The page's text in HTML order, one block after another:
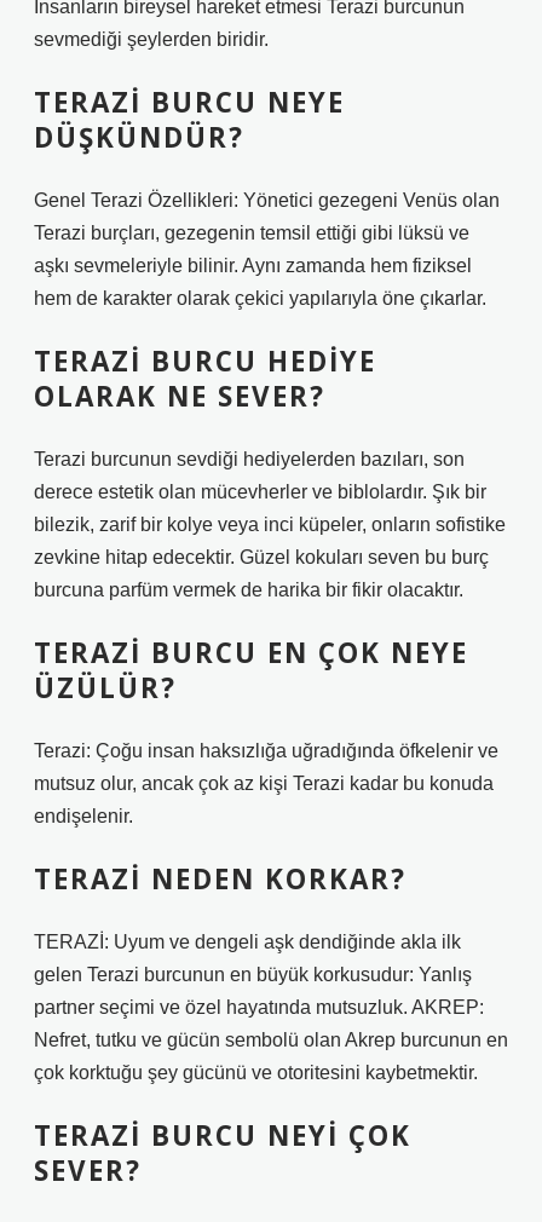
İnsanların bireysel hareket etmesi Terazi burcunun
sevmediği şeylerden biridir.
TERAZI BURCU NEYE
DÜŞKÜNDÜR?
Genel Terazi Özellikleri: Yönetici gezegeni Venüs olan
Terazi burçları, gezegenin temsil ettiği gibi lüksü ve
aşkı sevmeleriyle bilinir. Aynı zamanda hem fiziksel
hem de karakter olarak çekici yapılarıyla öne çıkarlar.
TERAZI BURCU HEDIYE
OLARAK NE SEVER?
Terazi burcunun sevdiği hediyelerden bazıları, son
derece estetik olan mücevherler ve biblolardır. Şık bir
bilezik, zarif bir kolye veya inci küpeler, onların sofistike
zevkine hitap edecektir. Güzel kokuları seven bu burç
burcuna parfüm vermek de harika bir fikir olacaktır.
TERAZI BURCU EN ÇOK NEYE
ÜZÜLÜR?
Terazi: Çoğu insan haksızlığa uğradığında öfkelenir ve
mutsuz olur, ancak çok az kişi Terazi kadar bu konuda
endişelenir.
TERAZI NEDEN KORKAR?
TERAZİ: Uyum ve dengeli aşk dendiğinde akla ilk
gelen Terazi burcunun en büyük korkusudur: Yanlış
partner seçimi ve özel hayatında mutsuzluk. AKREP:
Nefret, tutku ve gücün sembolü olan Akrep burcunun en
çok korktuğu şey gücünü ve otoritesini kaybetmektir.
TERAZI BURCU NEYI ÇOK
SEVER?